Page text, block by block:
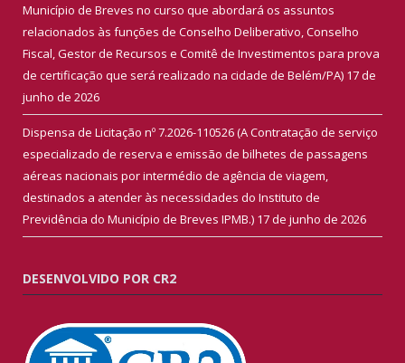
Município de Breves no curso que abordará os assuntos
relacionados às funções de Conselho Deliberativo, Conselho
Fiscal, Gestor de Recursos e Comitê de Investimentos para prova
de certificação que será realizado na cidade de Belém/PA) 17 de
junho de 2026
Dispensa de Licitação nº 7.2026-110526 (A Contratação de serviço
especializado de reserva e emissão de bilhetes de passagens
aéreas nacionais por intermédio de agência de viagem,
destinados a atender às necessidades do Instituto de
Previdência do Município de Breves IPMB.) 17 de junho de 2026
DESENVOLVIDO POR CR2